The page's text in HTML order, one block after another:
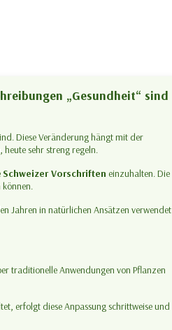
„Gesundheit“ sind
Diese Veränderung hängt mit der
sehr streng regeln.
Schweizer Vorschriften einzuhalten. Die
Jahren in natürlichen Ansätzen verwendet
traditionelle Anwendungen von Pflanzen
erfolgt diese Anpassung schrittweise und